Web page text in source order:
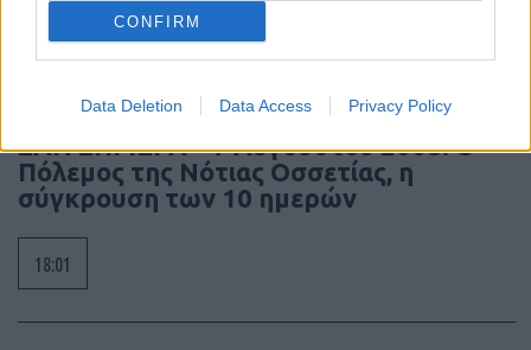
CONFIRM
Data Deletion Data Access Privacy Policy
18:40
ΣΑΝ ΣΗΜΕΡΑ – 7 Αυγούστου 2008: Ο
Πόλεμος της Νότιας Οσσετίας, η
σύγκρουση των 10 ημερών
18:01